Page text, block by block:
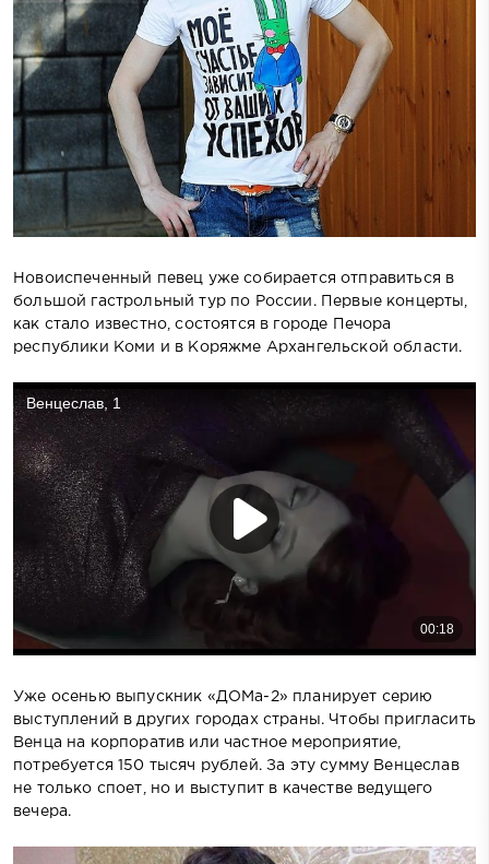
Новоиспеченный певец уже собирается отправиться в
большой гастрольный тур по России. Первые концерты,
как стало известно, состоятся в городе Печора
республики Коми и в Коряжме Архангельской области.
Уже осенью выпускник «ДОМа-2» планирует серию
выступлений в других городах страны. Чтобы пригласить
Венца на корпоратив или частное мероприятие,
потребуется 150 тысяч рублей. За эту сумму Венцеслав
не только споет, но и выступит в качестве ведущего
вечера.